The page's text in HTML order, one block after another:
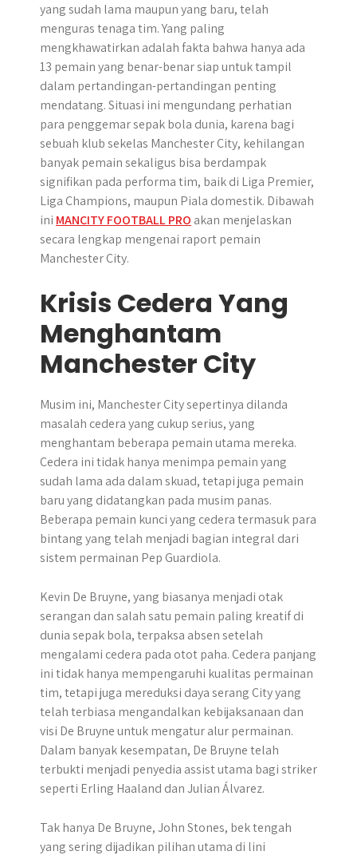
yang sudah lama maupun yang baru, telah
menguras tenaga tim. Yang paling
mengkhawatirkan adalah fakta bahwa hanya ada
13 pemain yang benar-benar siap untuk tampil
dalam pertandingan-pertandingan penting
mendatang. Situasi ini mengundang perhatian
para penggemar sepak bola dunia, karena bagi
sebuah klub sekelas Manchester City, kehilangan
banyak pemain sekaligus bisa berdampak
signifikan pada performa tim, baik di Liga Premier,
Liga Champions, maupun Piala domestik. Dibawah
ini MANCITY FOOTBALL PRO akan menjelaskan
secara lengkap mengenai raport pemain
Manchester City.
Krisis Cedera Yang
Menghantam
Manchester City
Musim ini, Manchester City sepertinya dilanda
masalah cedera yang cukup serius, yang
menghantam beberapa pemain utama mereka.
Cedera ini tidak hanya menimpa pemain yang
sudah lama ada dalam skuad, tetapi juga pemain
baru yang didatangkan pada musim panas.
Beberapa pemain kunci yang cedera termasuk para
bintang yang telah menjadi bagian integral dari
sistem permainan Pep Guardiola.
Kevin De Bruyne, yang biasanya menjadi otak
serangan dan salah satu pemain paling kreatif di
dunia sepak bola, terpaksa absen setelah
mengalami cedera pada otot paha. Cedera panjang
ini tidak hanya mempengaruhi kualitas permainan
tim, tetapi juga mereduksi daya serang City yang
telah terbiasa mengandalkan kebijaksanaan dan
visi De Bruyne untuk mengatur alur permainan.
Dalam banyak kesempatan, De Bruyne telah
terbukti menjadi penyedia assist utama bagi striker
seperti Erling Haaland dan Julian Álvarez.
Tak hanya De Bruyne, John Stones, bek tengah
yang sering dijadikan pilihan utama di lini